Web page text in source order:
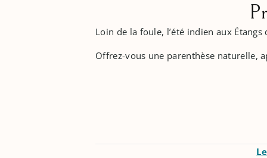
Loin de la foule, l’été indien aux
Offrez-vous une parenthèse naturelle,